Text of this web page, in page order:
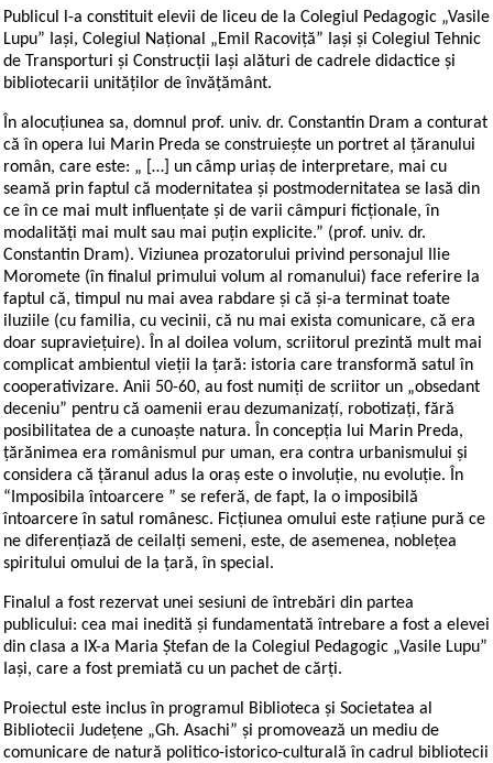
Publicul l-a constituit elevii de liceu de la Colegiul Pedagogic „Vasile
Lupu” Iași, Colegiul Național „Emil Racoviță” Iași și Colegiul Tehnic
de Transporturi și Construcții Iași alături de cadrele didactice și
bibliotecarii unităților de învățământ.
În alocuțiunea sa, domnul prof. univ. dr. Constantin Dram a conturat
că în opera lui Marin Preda se construiește un portret al țăranului
român, care este: „ […] un câmp uriaș de interpretare, mai cu
seamă prin faptul că modernitatea și postmodernitatea se lasă din
ce în ce mai mult influențate și de varii câmpuri ficționale, în
modalități mai mult sau mai puțin explicite.” (prof. univ. dr.
Constantin Dram). Viziunea prozatorului privind personajul Ilie
Moromete (în finalul primului volum al romanului) face referire la
faptul că, timpul nu mai avea rabdare şi că şi-a terminat toate
iluziile (cu familia, cu vecinii, că nu mai exista comunicare, că era
doar supravieţuire). În al doilea volum, scriitorul prezintă mult mai
complicat ambientul vieţii la ţară: istoria care transformă satul în
cooperativizare. Anii 50-60, au fost numiți de scriitor un „obsedant
deceniu” pentru că oamenii erau dezumanizaţí, robotizaţi, fără
posibilitatea de a cunoaşte natura. În concepţia lui Marin Preda,
ţărănimea era românismul pur uman, era contra urbanismului și
considera că ţăranul adus la oraş este o involuţie, nu evoluţie. În
“Imposibila întoarcere ” se referă, de fapt, la o imposibilă
întoarcere în satul românesc. Ficţiunea omului este raţiune pură ce
ne diferenţiază de ceilalţi semeni, este, de asemenea, nobleţea
spiritului omului de la ţară, în special.
Finalul a fost rezervat unei sesiuni de întrebări din partea
publicului: cea mai inedită și fundamentată întrebare a fost a elevei
din clasa a IX-a Maria Ștefan de la Colegiul Pedagogic „Vasile Lupu”
Iași, care a fost premiată cu un pachet de cărți.
Proiectul este inclus în programul Biblioteca și Societatea al
Bibliotecii Județene „Gh. Asachi” și promovează un mediu de
comunicare de natură politico-istorico-culturală în cadrul bibliotecii